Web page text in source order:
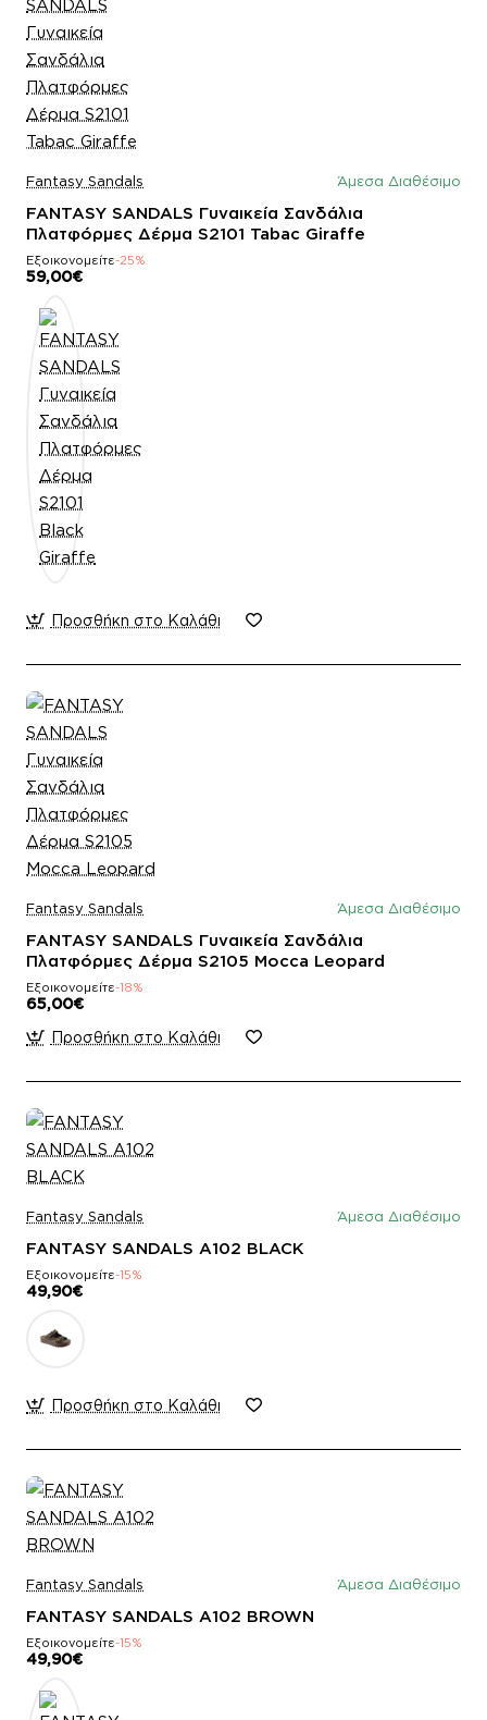
Fantasy Sandals Άμεσα Διαθέσιμο
FANTASY SANDALS Γυναικεία Σανδάλια
Πλατφόρμες Δέρμα S2101 Tabac Giraffe
Εξοικονομείτε-25%
59,00€
Προσθήκη στο Καλάθι
Fantasy Sandals Άμεσα Διαθέσιμο
FANTASY SANDALS Γυναικεία Σανδάλια
Πλατφόρμες Δέρμα S2105 Mocca Leopard
Εξοικονομείτε-18%
65,00€
Προσθήκη στο Καλάθι
Fantasy Sandals Άμεσα Διαθέσιμο
FANTASY SANDALS A102 BLACK
Εξοικονομείτε-15%
49,90€
Προσθήκη στο Καλάθι
Fantasy Sandals Άμεσα Διαθέσιμο
FANTASY SANDALS A102 BROWN
Εξοικονομείτε-15%
49,90€